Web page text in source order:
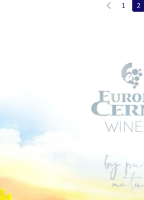
1 2